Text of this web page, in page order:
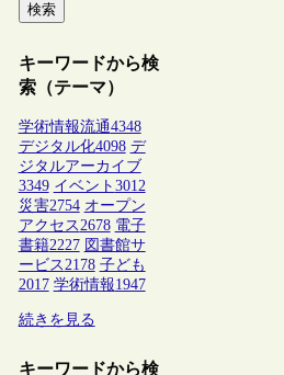
検索
キーワードから検
索（テーマ）
学術情報流通4348
デジタル化4098 デ
ジタルアーカイブ
3349 イベント 3012
災害2754 オープン
アクセス2678 電子
書籍2227 図書館サ
ービス2178 子ども
2017 学術情報1947
続きを見る
キーワードから検